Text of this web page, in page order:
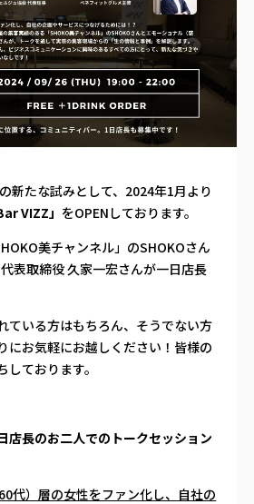
新たな試みとして、2024年1月より
VIZZ」 をOPENしております。
美チャンネル」のSHOKOさん
表取締役 久家一宏さんが一日店長
ている方はもちろん、そうでない方
にお気軽にお越しください！皆様の
ております。
店長のお二人でのトークセッション
60代）層の女性をファン化し、自社の